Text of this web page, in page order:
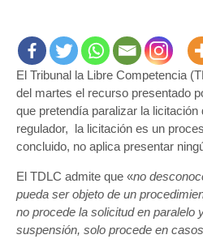
El Tribunal la Libre Competencia
del martes el recurso presentado
que pretendía paralizar la
regulador, la licitación es un
concluido, no aplica presentar
El TDLC admite que «no
pueda ser objeto de un
no procede la solicitud en paralelo
suspensión, solo procede en